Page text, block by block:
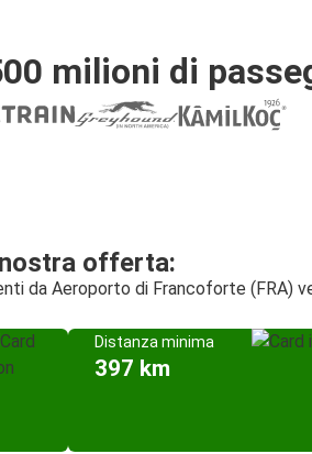
milioni di
offerta:
da Aeroporto di Francoforte (FRA)
Distanza minima
397 km